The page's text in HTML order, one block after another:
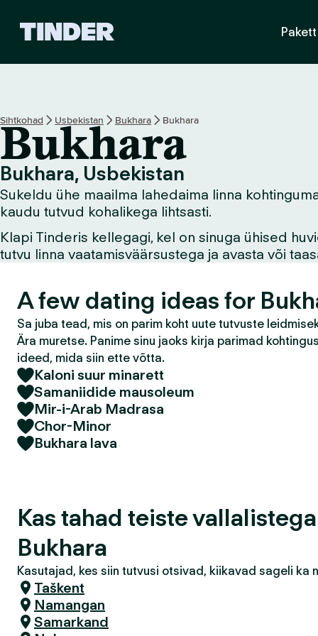
i
v
a
l
e
h
Pakett
Sihtkohad Usbekistan Bukhara Bukhara
Bukhara
Bukhara, Usbekistan
Sukeldu ühe maailma lahedaima linna
kaudu tutvud kohalikega lihtsasti.
Klapi Tinderis kellegagi, kel on sinuga ühised
tutvu linna vaatamisväärsustega ja avasta või
A few dating ideas for
Sa juba tead, mis on parim koht uute tutvuste
Ära muretse. Panime sinu jaoks kirja parimad
ideed, mida siin ette võtta.
Kaloni suur minarett
Samaniidide mausoleum
Mir-i-Arab Madrasa
Chor-Minor
Bukhara lava
Kas tahad teiste
Bukhara
Kasutajad, kes siin tutvusi otsivad, kiikavad sageli ka
Taškent
Namangan
Samarkand